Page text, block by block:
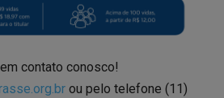
contato conosco!
ou pelo telefone (11)